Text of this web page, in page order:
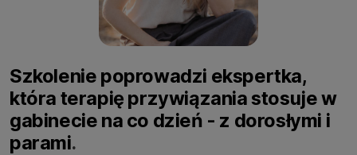
Szkolenie poprowadzi ekspertka,
która terapię przywiązania stosuje w
gabinecie na co dzień - z dorosłymi i
parami.